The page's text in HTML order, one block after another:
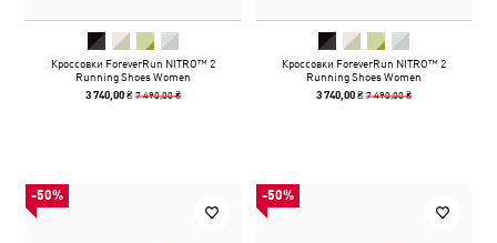
Кроссовки ForeverRun NITRO™ 2
Running Shoes Women
3 740,00 ₴7 490,00 ₴
Кроссовки ForeverRun NITRO™ 2
Running Shoes Women
3 740,00 ₴7 490,00 ₴
-50% -50%